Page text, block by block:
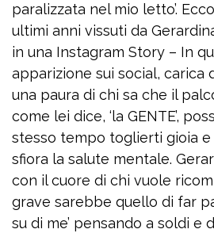
paralizzata nel mio letto’.
ultimi anni vissuti da
in una Instagram Story – In
apparizione sui social, carica
una paura di chi sa che il
come lei dice, ‘la GENTE’,
stesso tempo toglierti gioia e
sfiora la salute mentale.
con il cuore di chi vuole
grave sarebbe quello di far
su di me’ pensando a soldi e